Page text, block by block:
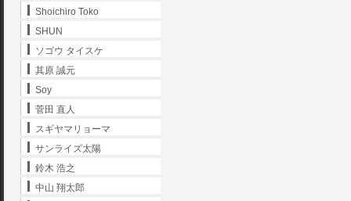
Shoichiro Toko
SHUN
ソゴウ タイスケ
其原 誠元
Soy
菅田 直人
スギヤマリョーマ
サンライズ太陽
鈴木 浩之
中山 翔太郎